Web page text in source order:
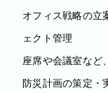
オフィス戦略の立
ェクト管理
座席や会議室など
防災計画の策定・